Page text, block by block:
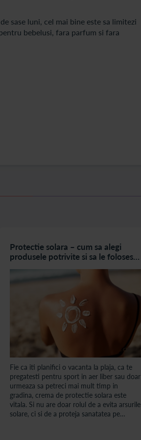
sase luni, cel mai bine este sa limitezi
bebelusi, fara parfum si fara
Protectie solara – cum sa alegi
produsele potrivite si sa le folosesti
Fie ca iti planifici o vacanta la plaja, ca te
pregatesti pentru sport in aer liber sau doar
urmeaza sa petreci mai mult timp in
gradina, crema de protectie solara este
vitala. Si nu are doar rolul de a evita arsurile
solare, ci si de a proteja sanatatea pe